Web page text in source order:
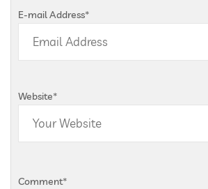
E-mail Address*
Website*
Comment*